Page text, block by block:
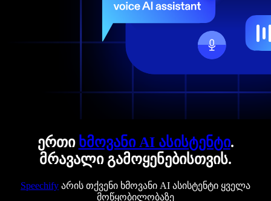
ერთი ხმოვანი AI ასისტენტი.
მრავალი გამოყენებისთვის.
Speechify არის თქვენი ხმოვანი AI ასისტენტი ყველა
მოწყობილობაზე